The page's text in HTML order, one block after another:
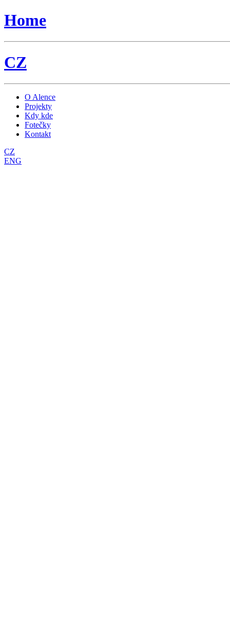
Home
CZ
O Alence
Projekty
Kdy kde
Fotečky
Kontakt
CZ
ENG